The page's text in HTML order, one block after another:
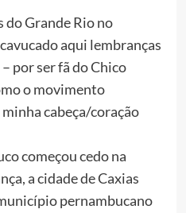
do Grande Rio no
aqui lembranças
por ser fã do Chico
o movimento
cabeça/coração
começou cedo na
a cidade de Caxias
pernambucano